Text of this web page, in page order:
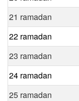
21 ramadan
22 ramadan
23 ramadan
24 ramadan
25 ramadan